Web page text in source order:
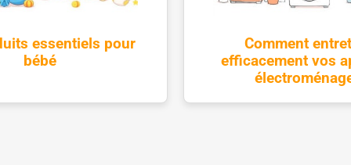
essentiels pour
bébé
Comment
efficacement vos